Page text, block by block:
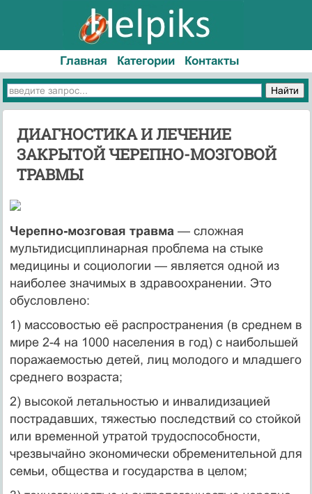
Главная Категории Контакты
ДИАГНОСТИКА И ЛЕЧЕНИЕ
ЗАКРЫТОЙ ЧЕРЕПНО-МОЗГОВОЙ
ТРАВМЫ
Черепно-мозговая травма — сложная
мультидисциплинарная проблема на стыке
медицины и социологии — является одной из
наиболее значимых в здравоохранении. Это
обусловлено:
1) массовостью её распространения (в среднем в
мире 2-4 на 1000 населения в год) с наибольшей
поражаемостью детей, лиц молодого и младшего
среднего возраста;
2) высокой летальностью и инвалидизацией
пострадавших, тяжестью последствий со стойкой
или временной утратой трудоспособности,
чрезвычайно экономически обременительной для
семьи, общества и государства в целом;